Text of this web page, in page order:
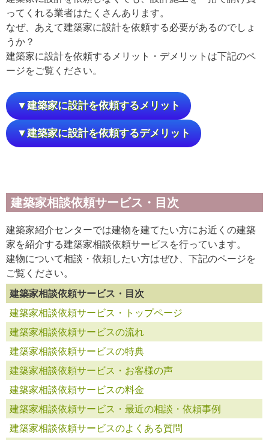
ってくれる業者はたくさんあります。
なぜ、あえて建築家に設計を依頼する必要があるのでしょ
うか？
建築家に設計を依頼するメリット・デメリットは下記のペ
ージをご覧ください。
▼建築家に設計を依頼するメリット
▼建築家に設計を依頼するデメリット
建築家相談依頼サービス・目次
建築家紹介センターでは建物を建てたい方にお近くの建築
家を紹介する建築家相談依頼サービスを行っています。
建物について相談・依頼したい方はぜひ、下記のページを
ご覧ください。
建築家相談依頼サービス・目次
建築家相談依頼サービス・トップページ
建築家相談依頼サービスの流れ
建築家相談依頼サービスの特典
建築家相談依頼サービス・お客様の声
建築家相談依頼サービスの料金
建築家相談依頼サービス・最近の相談・依頼事例
建築家相談依頼サービスのよくある質問